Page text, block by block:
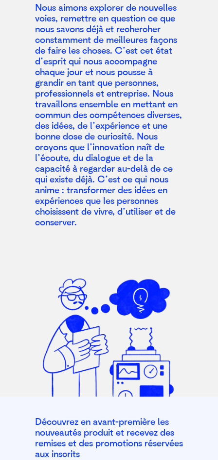
Nous aimons explorer de nouvelles
voies, remettre en question ce que
nous savons déjà et rechercher
constamment de meilleures façons
de faire les choses. C’est cet état
d’esprit qui nous accompagne
chaque jour et nous pousse à
grandir en tant que personnes,
professionnels et entreprise. Nous
travaillons ensemble en mettant en
commun des compétences diverses,
des idées, de l’expérience et une
bonne dose de curiosité. Nous
croyons que l’innovation naît de
l’écoute, du dialogue et de la
capacité à regarder au-delà de ce
qui existe déjà. C’est ce qui nous
anime : transformer des idées en
expériences que les personnes
choisissent de vivre, d’utiliser et de
conserver.
Découvrez en avant-première les
nouveautés produit et recevez des
remises et des promotions réservées
aux inscrits